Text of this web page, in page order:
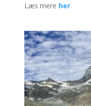
Læs mere her